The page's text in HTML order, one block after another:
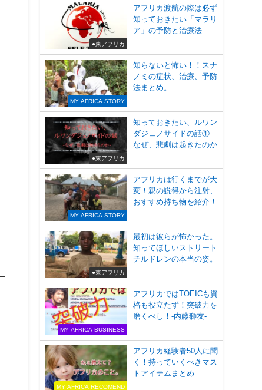
●東アフリカ
アフリカ渡航の際は必ず
知っておきたい「マラリ
ア」の予防と治療法
MY AFRICA STORY
知らないと怖い！！スナ
ノミの症状、治療、予防
法まとめ。
●東アフリカ
知っておきたい、ルワン
ダジェノサイドの話①
なぜ、悲劇は起きたのか
MY AFRICA STORY
アフリカは行くまでが大
変！親の説得から注射、
おすすめ持ち物を紹介！
●東アフリカ
最初は彼らが怖かった。
知ってほしいストリート
チルドレンの本当の姿。
MY AFRICA BUSINESS
アフリカではTOEICも資
格も役立たず！突破力を
磨くべし！-内藤獅友-
MY AFRICA RECOMEND
アフリカ経験者50人に聞
く！持っていくべきマス
トアイテムまとめ